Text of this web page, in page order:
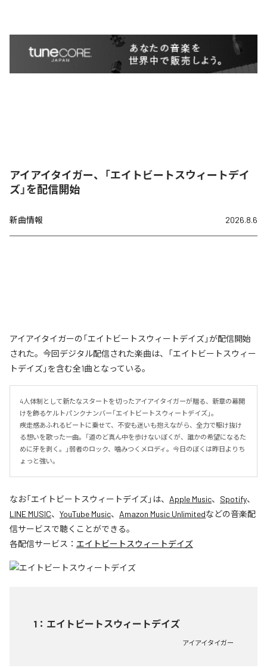
アイアイタイガー、「エイトビートスウィートデイ
ズ」を配信開始
新曲情報 2026.8.6
アイアイタイガーの「エイトビートスウィートデイズ」が配信開始
された。今回デジタル配信された楽曲は、「エイトビートスウィー
トデイズ」を含む全1曲となっている。
4人体制として新たなスタートを切ったアイアイタイガーが贈る、新章の幕開
けを飾るケルトパンクナンバー「エイトビートスウィートデイズ」。
疾走感あふれるビートに乗せて、不安も迷いも抱えながら、全力で駆け抜け
る想いを歌った一曲。「道のど真ん中を歩けないぼくが、誰かの希望になるた
めに牙を剥く。」弱者のロック、噛みつくメロディ。今日のぼくは昨日よりち
ょっと強い。
なお「エイトビートスウィートデイズ」は、 Apple Music、 Spotify、
LINE MUSIC、 YouTube Music、 Amazon Music Unlimitedなどの音楽配
信サービスで聴くことができる。
各配信サービス： エイトビートスウィートデイズ
1 ： エイトビートスウィートデイズ
アイアイタイガー